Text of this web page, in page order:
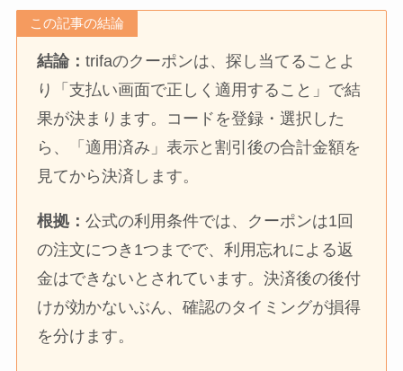
この記事の結論
結論：trifaのクーポンは、探し当てることよ
り「支払い画面で正しく適用すること」で結
果が決まります。コードを登録・選択した
ら、「適用済み」表示と割引後の合計金額を
見てから決済します。
根拠：公式の利用条件では、クーポンは1回
の注文につき1つまでで、利用忘れによる返
金はできないとされています。決済後の後付
けが効かないぶん、確認のタイミングが損得
を分けます。